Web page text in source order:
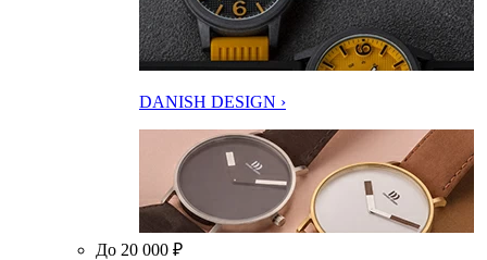
DANISH DESIGN ›
До 20 000 ₽